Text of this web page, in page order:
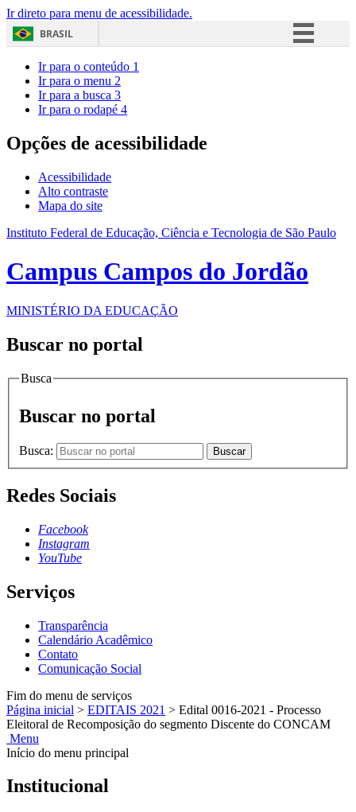
Ir direto para menu de acessibilidade.
BRASIL
Acesso à informação
Ir para o conteúdo 1
Ir para o menu 2
Ir para a busca 3
Ir para o rodapé 4
Opções de acessibilidade
Acessibilidade
Alto contraste
Mapa do site
Instituto Federal de Educação, Ciência e Tecnologia de São Paulo
Campus Campos do Jordão
MINISTÉRIO DA EDUCAÇÃO
Buscar no portal
Busca
Buscar no portal
Busca: Buscar
Redes Sociais
Facebook
Instagram
YouTube
Serviços
Transparência
Calendário Acadêmico
Contato
Comunicação Social
Fim do menu de serviços
Página inicial > EDITAIS 2021 > Edital 0016-2021 - Processo
Eleitoral de Recomposição do segmento Discente do CONCAM
Menu
Início do menu principal
Institucional